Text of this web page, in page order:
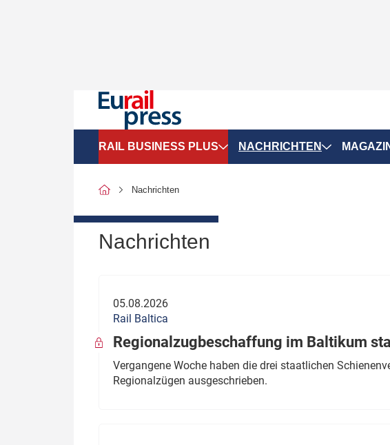
RAIL BUSINESS PLUS
SPNV-Marktdaten
Politik
Verbände: Wer spricht für
wen?
NACHRICHTEN
Infrastruktur & Ausrüstung
ÖPNV
Nachrichten
Nachrichten
05.08.2026
Rail Baltica
Regionalzugbeschaffung im Baltikum
Vergangene Woche haben die drei staatlichen
Regionalzügen ausgeschrieben.